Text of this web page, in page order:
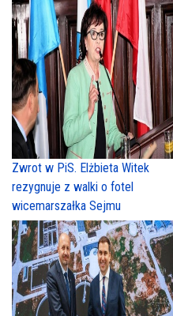
Zwrot w PiS. Elżbieta Witek
rezygnuje z walki o fotel
wicemarszałka Sejmu